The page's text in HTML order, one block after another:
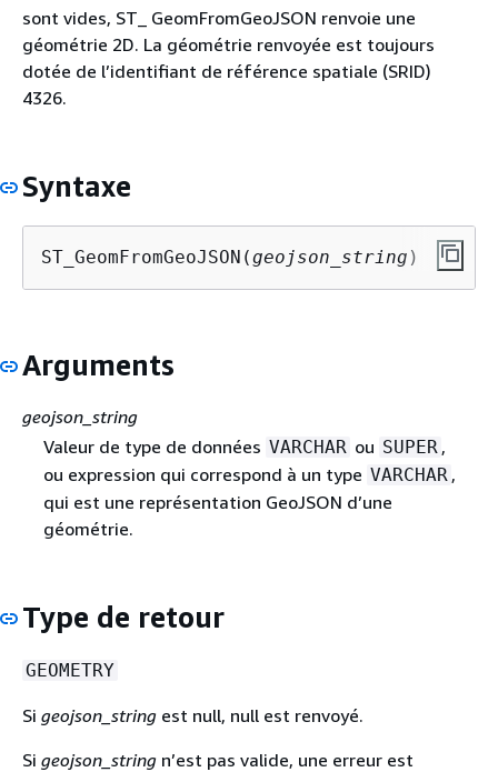
sont vides, ST_ GeomFromGeoJSON renvoie une
géométrie 2D. La géométrie renvoyée est toujours
dotée de l’identifiant de référence spatiale (SRID)
4326.
Syntaxe
ST_GeomFromGeoJSON(geojson_string )
Arguments
geojson_string
Valeur de type de données VARCHAR ou SUPER ,
ou expression qui correspond à un type VARCHAR ,
qui est une représentation GeoJSON d’une
géométrie.
Type de retour
GEOMETRY
Si geojson_string est null, null est renvoyé.
Si geojson_string n’est pas valide, une erreur est